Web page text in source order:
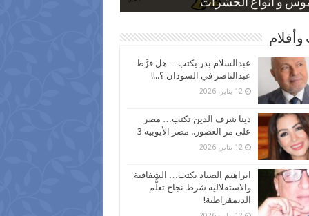
و أنواع الحشرات
بعد ارتفاع الأسعار
نسبة الطلاق في مصر
كاركاتيرية
كاركاتيرية
وأقلام
عبدالسلام بدر يكتب… هل فرَّط
عبدالناصر في السودان ؟..!!
12 يناير، 2026
دينا شرف الدين تكتب… مصر
على مر العصور.. مصر الأيوبية 3
12 يناير، 2026
ابراهيم الصياد يكتب… الشفافية
والاستقلالية شرط نجاح تعلُّم
الديمقراطية!